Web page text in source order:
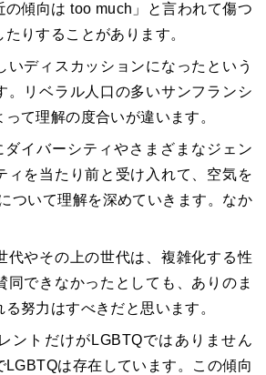
の傾向は too much」と言われて傷つ
りすることがあります。
いディスカッションになったという
。リベラル人口の多いサンフランシ
て理解の度合いが違います。
イバーシティやさまざまなジェン
ィを当たり前と受け入れて、空気を
ついて理解を深めていきます。なか
代やその上の世代は、複雑化する性
同できなかったとしても、ありのま
努力はすべきだと思います。
ントだけがLGBTQではありません
LGBTQは存在しています。この傾向